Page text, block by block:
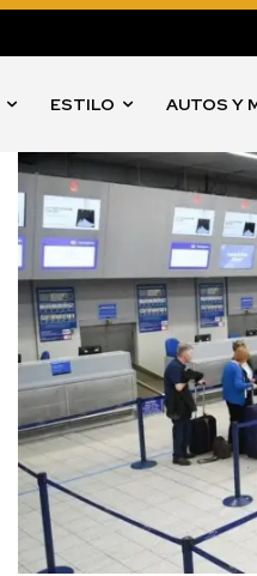
ESTILO AUTOS Y